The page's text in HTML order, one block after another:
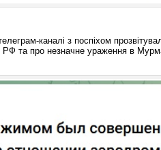
каналі з поспіхом
та про незначне ураження в